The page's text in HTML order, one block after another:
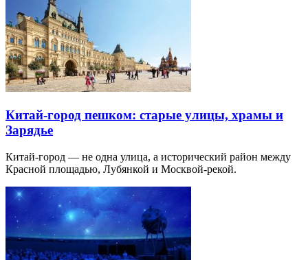
Китай-город пешком: старые улицы, храмы и
Зарядье
Китай-город — не одна улица, а исторический район между
Красной площадью, Лубянкой и Москвой-рекой.